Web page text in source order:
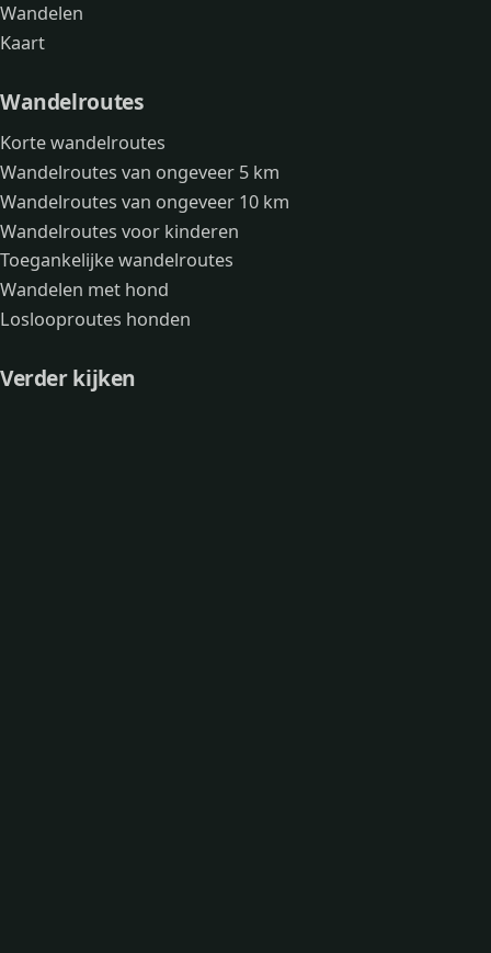
Wandelen
Kaart
Wandelroutes
Korte wandelroutes
Wandelroutes van ongeveer 5 km
Wandelroutes van ongeveer 10 km
Wandelroutes voor kinderen
Toegankelijke wandelroutes
Wandelen met hond
Loslooproutes honden
Verder kijken